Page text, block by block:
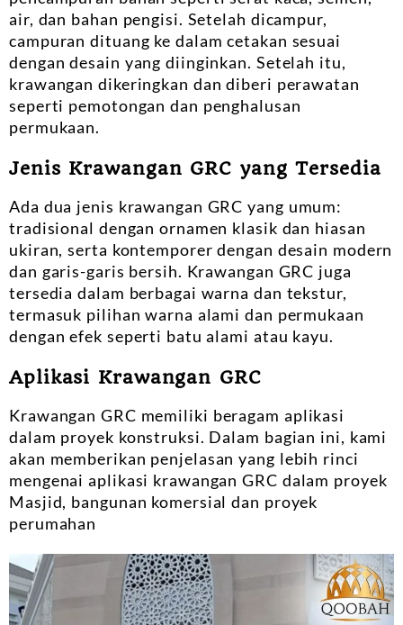
air, dan bahan pengisi. Setelah dicampur,
campuran dituang ke dalam cetakan sesuai
dengan desain yang diinginkan. Setelah itu,
krawangan dikeringkan dan diberi perawatan
seperti pemotongan dan penghalusan
permukaan.
Jenis Krawangan GRC yang Tersedia
Ada dua jenis krawangan GRC yang umum:
tradisional dengan ornamen klasik dan hiasan
ukiran, serta kontemporer dengan desain modern
dan garis-garis bersih. Krawangan GRC juga
tersedia dalam berbagai warna dan tekstur,
termasuk pilihan warna alami dan permukaan
dengan efek seperti batu alami atau kayu.
Aplikasi Krawangan GRC
Krawangan GRC memiliki beragam aplikasi
dalam proyek konstruksi. Dalam bagian ini, kami
akan memberikan penjelasan yang lebih rinci
mengenai aplikasi krawangan GRC dalam proyek
Masjid, bangunan komersial dan proyek
perumahan